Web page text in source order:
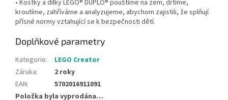
• Kostky a dílky LEGO® DUPLO® pouštíme na zem, drtíme,
kroutíme, zahříváme a analyzujeme, abychom zajistili, že splňují
přísné normy vztahující se k bezpečnosti dětí.
Doplňkové parametry
Kategorie:
LEGO Creator
Záruka:
2 roky
EAN:
5702016911091
Položka byla vyprodána…